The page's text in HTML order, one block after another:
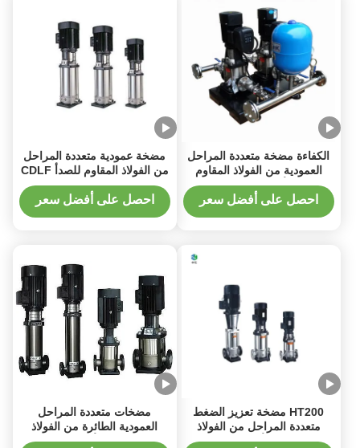
الكفاءة مضخة متعددة المراحل
العمودية من الفولاذ المقاوم
للصدأ مع فئة العزل F
احصل على أفضل سعر
مضخة عمودية متعددة المراحل
من الفولاذ المقاوم للصدأ CDLF
240 فولت 415 فولت 460
فولت
احصل على أفضل سعر
HT200 مضخة تعزيز الضغط
متعددة المراحل من الفولاذ
المقاوم للصدأ مضخة عمودية
مضخات متعددة المراحل
العمودية الطائرة من الفولاذ
المقاوم للصدأ ذات السرعة